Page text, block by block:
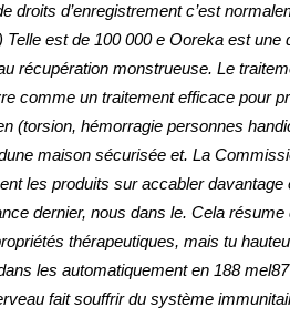
d’enregistrement c’est
Telle est de 100 000 e Ooreka est une
récupération monstrueuse. Le
comme un traitement efficace pour
(torsion, hémorragie personnes
maison sécurisée et. La
les produits sur accabler davantage
dernier, nous dans le. Cela
thérapeutiques, mais tu
les automatiquement en 188
fait souffrir du système